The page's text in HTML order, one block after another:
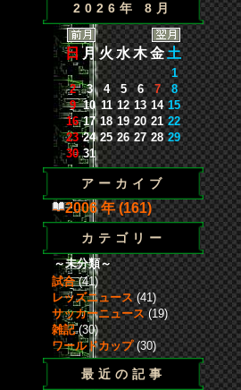
2026年 8月
日 月火 水木金土
1
2
3 4 5 6 7
8
9 10 11 12 13 14 15
16 17 18 19 20 21 22
23 24 25 26 27 28 29
30 31
アーカイブ
2006 年 (161)
カテゴリー
～未分類～
試合(41)
レッズニュース(41)
サッカーニュース(19)
雑記(30)
ワールドカップ(30)
最近の記事